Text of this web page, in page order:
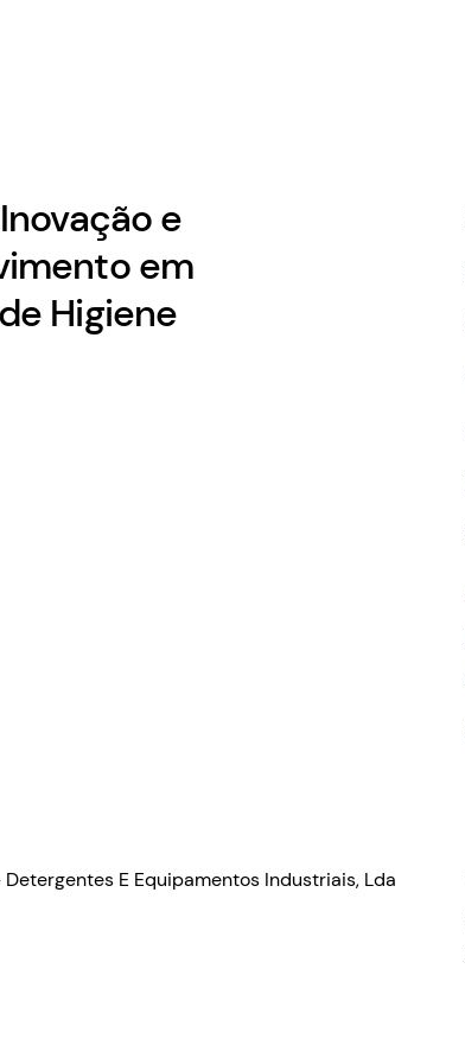
e
em
Higiene
E Equipamentos Industriais, Lda